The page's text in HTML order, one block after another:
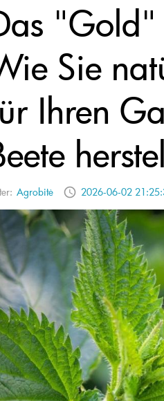
"Gold"
Sie
Ihren
Agrobitė 2026-06-02